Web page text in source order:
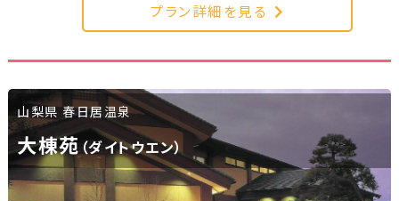
プラン詳細を見る
山梨県 春日居温泉
大棟苑（ダイトウエン）